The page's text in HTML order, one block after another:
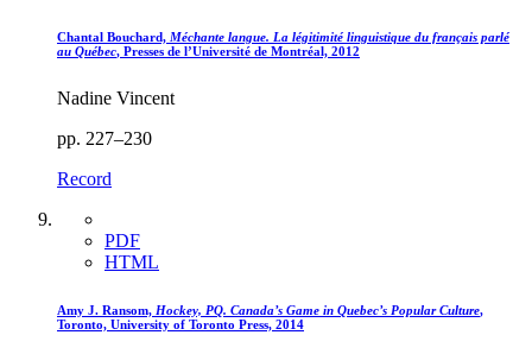
Chantal Bouchard, Méchante langue. La légitimité linguistique du français parlé
au Québec, Presses de l’Université de Montréal, 2012
Nadine Vincent
pp. 227–230
Record
PDF
HTML
Amy J. Ransom, Hockey, PQ. Canada’s Game in Quebec’s Popular Culture,
Toronto, University of Toronto Press, 2014